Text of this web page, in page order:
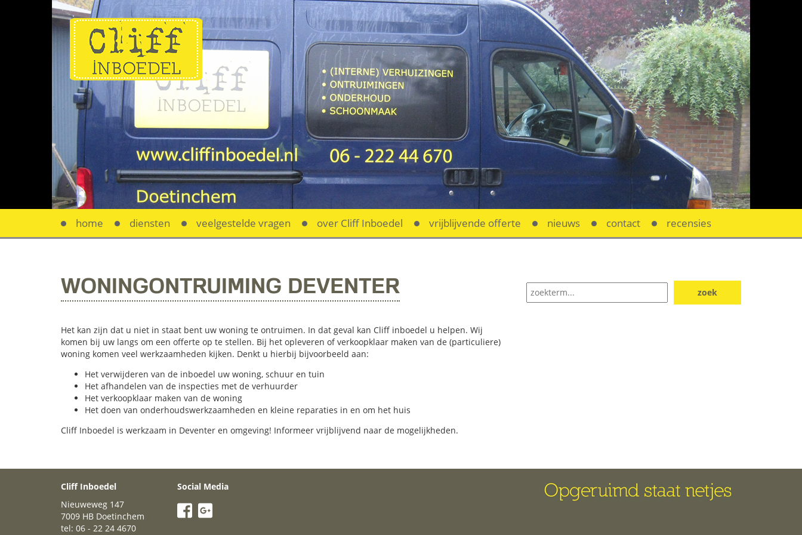
home diensten veelgestelde vragen over Cliff Inboedel vrijblijvende offerte nieuws contact recensies
WONINGONTRUIMING DEVENTER
Het kan zijn dat u niet in staat bent uw woning te ontruimen. In dat geval kan Cliff inboedel u helpen. Wij
komen bij uw langs om een offerte op te stellen. Bij het opleveren of verkoopklaar maken van de (particuliere)
woning komen veel werkzaamheden kijken. Denkt u hierbij bijvoorbeeld aan:
Het verwijderen van de inboedel uw woning, schuur en tuin
Het afhandelen van de inspecties met de verhuurder
Het verkoopklaar maken van de woning
Het doen van onderhoudswerkzaamheden en kleine reparaties in en om het huis
Cliff Inboedel is werkzaam in Deventer en omgeving! Informeer vrijblijvend naar de mogelijkheden.
Cliff Inboedel
Nieuweweg 147
7009 HB Doetinchem
tel: 06 - 22 24 4670
Social Media